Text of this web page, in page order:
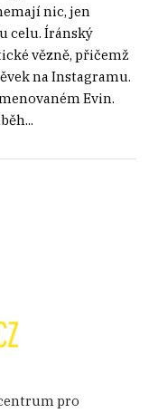
nic, jen
celu. Íránský
vězně, přičemž
na Instagramu.
Evin.
pro